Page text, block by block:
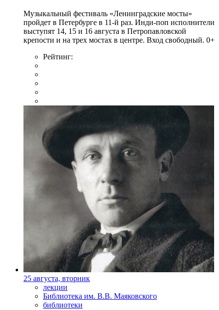
Музыкальный фестиваль «Ленинградские мосты»
пройдет в Петербурге в 11-й раз. Инди-поп исполнители
выступят 14, 15 и 16 августа в Петропавловской
крепости и на трех мостах в центре. Вход свободный. 0+
Рейтинг:
25 августа, вторник
лекции
Библиотека им. В.В. Маяковского
библиотеки